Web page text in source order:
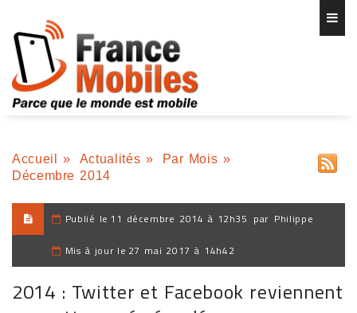
Accueil » Actualités » Par Mois »
Décembre 2014
Publié le 11 décembre 2014 à 12h35 par Philippe
Mis à jour le 27 mai 2017 à 14h42
2014 : Twitter et Facebook reviennent